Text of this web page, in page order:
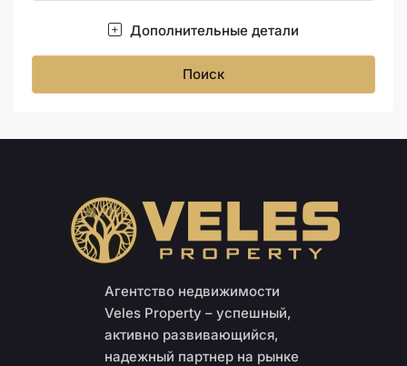
Дополнительные детали
Поиск
Агентство недвижимости
Veles Property – успешный,
активно развивающийся,
надежный партнер на рынке